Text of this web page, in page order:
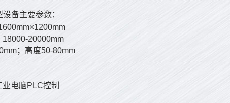
备主要参数：
18000-20000mm
； 高度50-80mm
业电脑PLC控制